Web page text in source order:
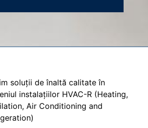
soluții de înaltă calitate în
instalațiilor HVAC-R (Heating,
Air Conditioning and